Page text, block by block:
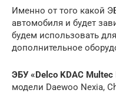
Именно от того какой
автомобиля и будет
будем использовать
дополнительное
ЭБУ «Delco KDAC Multec
модели Daewoo Nexia,